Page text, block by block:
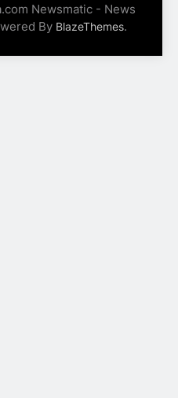
Newsmatic - News
By BlazeThemes.